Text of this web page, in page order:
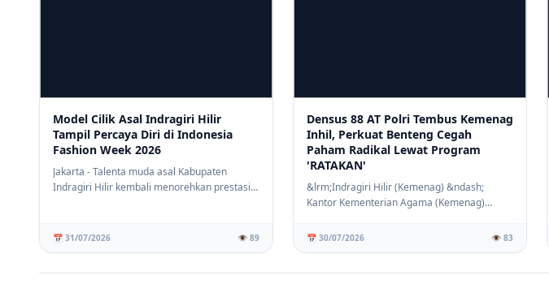
Model Cilik Asal Indragiri Hilir
Tampil Percaya Diri di Indonesia
Fashion Week 2026
Jakarta - Talenta muda asal Kabupaten
Indragiri Hilir kembali menorehkan prestasi
📅 31/07/2026 👁️ 89
Densus 88 AT Polri Tembus Kemenag
Inhil, Perkuat Benteng Cegah
Paham Radikal Lewat Program
'RATAKAN'
&lrm;Indragiri Hilir (Kemenag) &ndash;
Kantor Kementerian Agama (Kemenag)
📅 30/07/2026 👁️ 83